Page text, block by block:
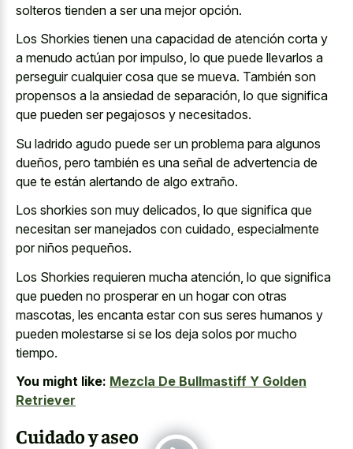
solteros tienden a ser una mejor opción.
Los Shorkies tienen una capacidad de atención corta y
a menudo actúan por impulso, lo que puede llevarlos a
perseguir cualquier cosa que se mueva. También son
propensos a la ansiedad de separación, lo que significa
que pueden ser pegajosos y necesitados.
Su ladrido agudo puede ser un problema para algunos
dueños, pero también es una señal de advertencia de
que te están alertando de algo extraño.
Los shorkies son muy delicados, lo que significa que
necesitan ser manejados con cuidado, especialmente
por niños pequeños.
Los Shorkies requieren mucha atención, lo que significa
que pueden no prosperar en un hogar con otras
mascotas, les encanta estar con sus seres humanos y
pueden molestarse si se los deja solos por mucho
tiempo.
You might like: Mezcla De Bullmastiff Y Golden
Retriever
Cuidado y aseo